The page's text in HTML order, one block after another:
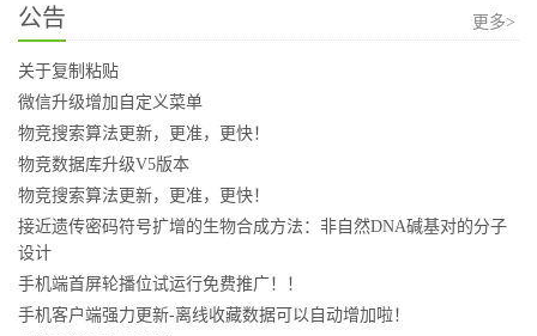
公告 更多>
关于复制粘贴
微信升级增加自定义菜单
物竞搜索算法更新，更准，更快！
物竞数据库升级V5版本
物竞搜索算法更新，更准，更快！
接近遗传密码符号扩增的生物合成方法：非自然DNA碱基对的分子
设计
手机端首屏轮播位试运行免费推广！！
手机客户端强力更新-离线收藏数据可以自动增加啦！